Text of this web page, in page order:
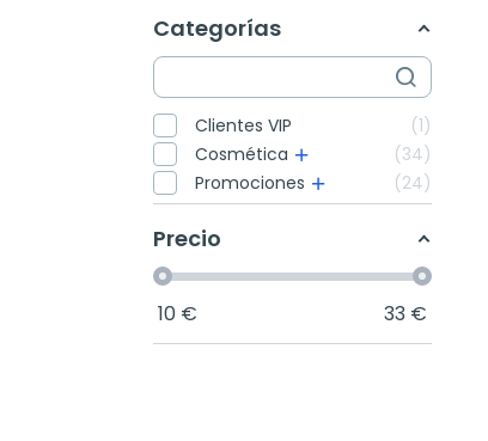
Categorías
Clientes VIP
1
Cosmética
34
Promociones
24
Precio
10 € 33 €